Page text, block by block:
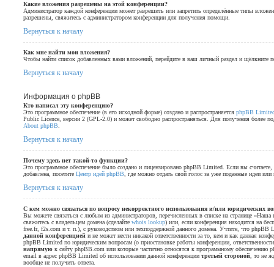
Какие вложения разрешены на этой конференции?
Администратор каждой конференции может разрешить или запретить определённые типы
разрешены, свяжитесь с администратором конференции для получения помощи.
Вернуться к началу
Как мне найти мои вложения?
Чтобы найти список добавленных вами вложений, перейдите в ваш личный раздел и щёлкните
Вернуться к началу
Информация о phpBB
Кто написал эту конференцию?
Это программное обеспечение (в его исходной форме) создано и распространяется phpBB
Public Licence, версии 2 (GPL-2.0) и может свободно распространяться. Для получения более
About phpBB.
Вернуться к началу
Почему здесь нет такой-то функции?
Это программное обеспечение было создано и лицензировано phpBB Limited. Если вы
добавлена, посетите Центр идей phpBB, где можно отдать свой голос за уже поданные идеи или
Вернуться к началу
С кем можно связаться по вопросу некорректного использования и/или юридических
Вы можете связаться с любым из администраторов, перечисленных в списке на странице
свяжитесь с владельцем домена (сделайте whois lookup) или, если конференция находится на
free.fr, f2s.com и т. п.), с руководством или техподдержкой данного домена. Учтите, что
данной конференцией и не может нести никакой ответственности за то, кем и как данная
phpBB Limited по юридическим вопросам (о приостановке работы конференции,
напрямую к сайту phpBB.com или которые частично относятся к программному
email в адрес phpBB Limited об использовании данной конференции третьей стороной, то не
вообще не получить ответа.